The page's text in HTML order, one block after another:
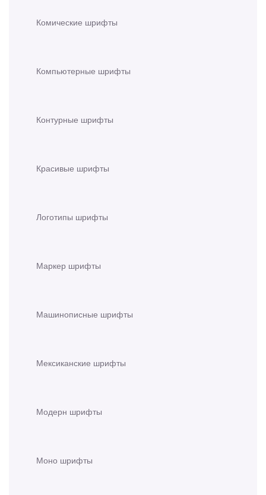
Комические шрифты
Компьютерные шрифты
Контурные шрифты
Красивые шрифты
Логотипы шрифты
Маркер шрифты
Машинописные шрифты
Мексиканские шрифты
Модерн шрифты
Моно шрифты